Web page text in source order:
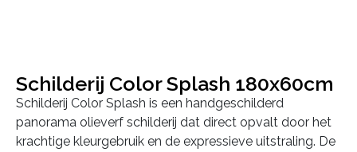
Schilderij Color Splash 180x60cm
Schilderij Color Splash is een handgeschilderd
panorama olieverf schilderij dat direct opvalt door het
krachtige kleurgebruik en de expressieve uitstraling. De